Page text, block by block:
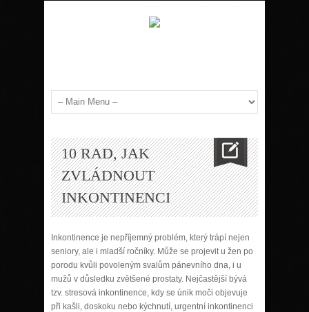
10 RAD, JAK
ZVLÁDNOUT
INKONTINENCI
Inkontinence je nepříjemný problém, který trápí nejen
seniory, ale i mladší ročníky. Může se projevit u žen po
porodu kvůli povoleným svalům pánevního dna, i u
mužů v důsledku zvětšené prostaty. Nejčastější bývá
tzv. stresová inkontinence, kdy se únik moči objevuje
při kašli, doskoku nebo kýchnutí, urgentní inkontinenci